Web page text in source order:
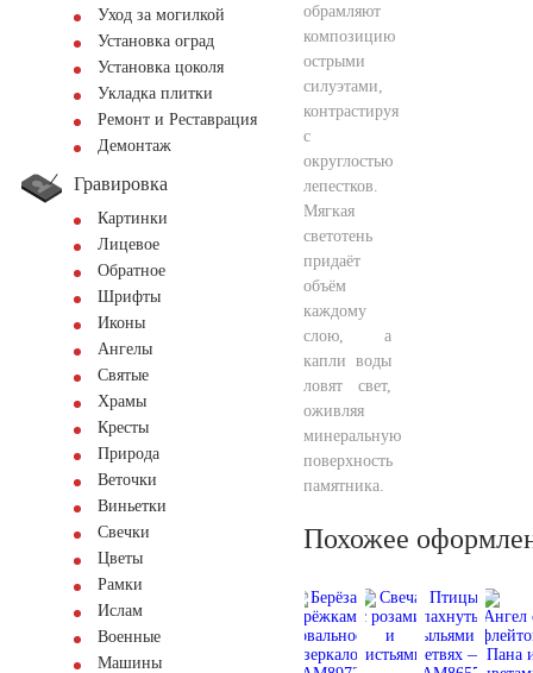
Уход за могилкой
Установка оград
Установка цоколя
Укладка плитки
Ремонт и Реставрация
Демонтаж
Гравировка
Картинки
Лицевое
Обратное
Шрифты
Иконы
Ангелы
Святые
Храмы
Кресты
Природа
Веточки
Виньетки
Свечки
Цветы
Рамки
Ислам
Военные
Машины
обрамляют
композицию
острыми
силуэтами,
контрастируя
с
округлостью
лепестков.
Мягкая
светотень
придаёт
объём
каждому
слою, а
капли воды
ловят свет,
оживляя
минеральную
поверхность
памятника.
Похожее